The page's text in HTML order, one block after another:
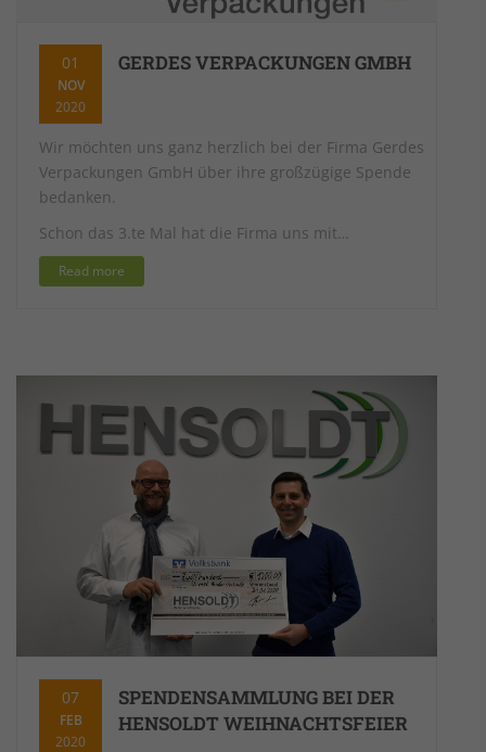
01
NOV
2020
GERDES VERPACKUNGEN GMBH
Wir möchten uns ganz herzlich bei der Firma Gerdes
Verpackungen GmbH über ihre großzügige Spende
bedanken.
Schon das 3.te Mal hat die Firma uns mit…
Read more
07
FEB
2020
SPENDENSAMMLUNG BEI DER
HENSOLDT WEIHNACHTSFEIER